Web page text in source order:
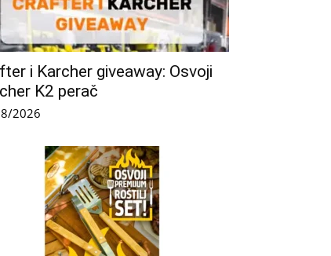
i Karcher giveaway: Osvoji
K2 perač
2026